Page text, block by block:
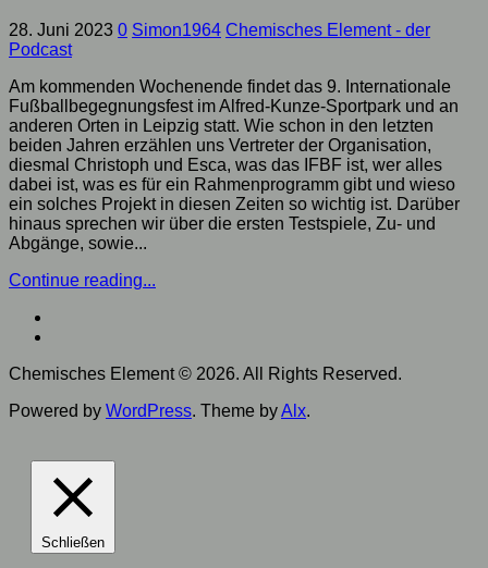
28. Juni 2023 0 Simon1964 Chemisches Element - der
Podcast
Am kommenden Wochenende findet das 9. Internationale
Fußballbegegnungsfest im Alfred-Kunze-Sportpark und an
anderen Orten in Leipzig statt. Wie schon in den letzten
beiden Jahren erzählen uns Vertreter der Organisation,
diesmal Christoph und Esca, was das IFBF ist, wer alles
dabei ist, was es für ein Rahmenprogramm gibt und wieso
ein solches Projekt in diesen Zeiten so wichtig ist. Darüber
hinaus sprechen wir über die ersten Testspiele, Zu- und
Abgänge, sowie...
Continue reading...
Chemisches Element © 2026. All Rights Reserved.
Powered by WordPress. Theme byAlx.
Schließen